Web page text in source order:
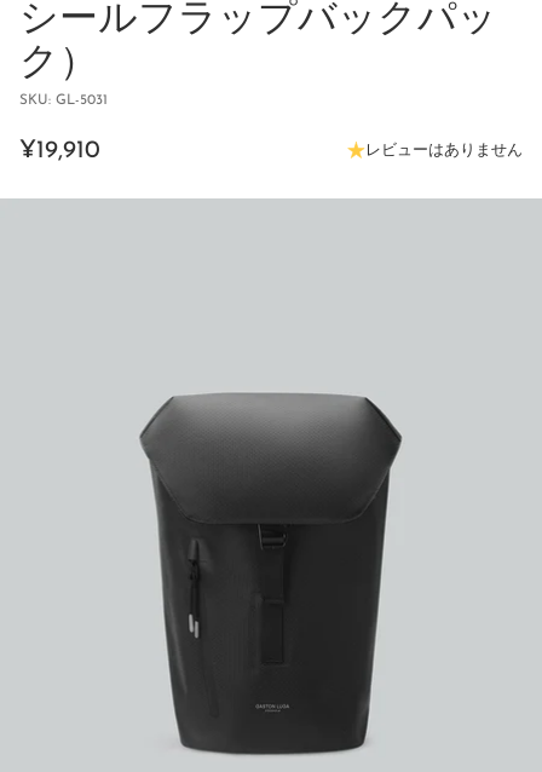
シールフラップバックパッ
ク）
SKU: GL-5031
常
¥19,910 レビューはありません